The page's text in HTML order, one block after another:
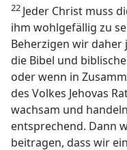
22 Jeder Christ muss
ihm wohlgefällig zu
Beherzigen wir
die Bibel und
oder wenn in
des Volkes Jehovas
wachsam und
entsprechend. Dann
beitragen, dass wir